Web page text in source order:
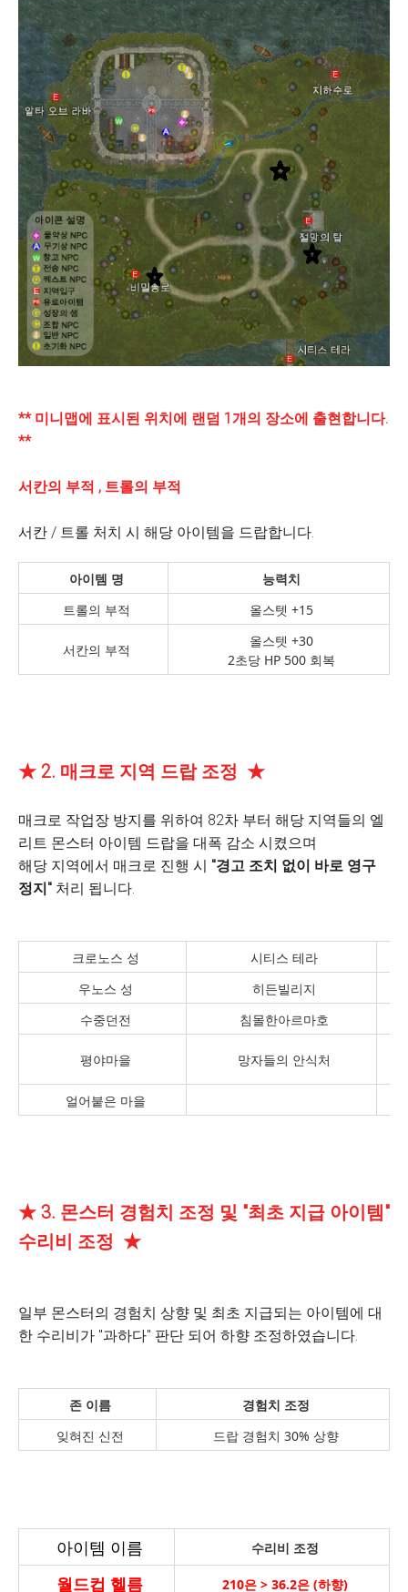
** 미니맵에 표시된 위치에 랜덤 1개의 장소에 출현합니다.
**
서칸의 부적 , 트롤의 부적
서칸 / 트롤 처치 시 해당 아이템을 드랍합니다.
아이템 명
능력치
트롤의 부적
올스텟 +15
서칸의 부적
올스텟 +30
2초당 HP 500 회복
★ 2. 매크로 지역 드랍 조정 ★
매크로 작업장 방지를 위하여 82차 부터 해당 지역들의 엘
리트 몬스터 아이템 드랍을 대폭 감소 시켰으며
해당 지역에서 매크로 진행 시 "경고 조치 없이 바로 영구
정지" 처리 됩니다.
크로노스 성
시티스 테라
우노스 성
히든빌리지
수중던전
침몰한아르마호
평야마을 망자들의 안식처
얼어붙은 마을
★ 3. 몬스터 경험치 조정 및 "최초 지급 아이템"
수리비 조정 ★
일부 몬스터의 경험치 상향 및 최초 지급되는 아이템에 대
한 수리비가 "과하다" 판단 되어 하향 조정하였습니다.
존 이름
경험치 조정
잊혀진 신전
드랍 경험치 30% 상향
아이템 이름 수리비 조정
월드컵 헬름 210은 > 36.2은 (하향)